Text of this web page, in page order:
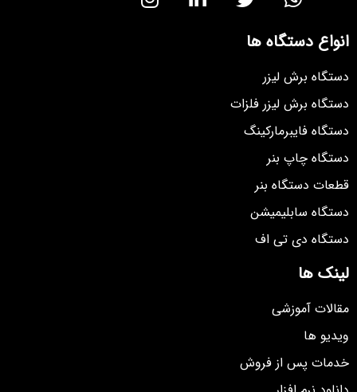
انواع دستگاه ها
دستگاه برش لیزر
دستگاه برش لیزر فلزات
دستگاه فایبرمارکینگ
دستگاه چاپ بنر
قطعات دستگاه بنر
دستگاه سابلیمیشن
دستگاه دی تی اف
لینک ها
مقالات آموزشی
ویدیو ها
خدمات پس از فروش